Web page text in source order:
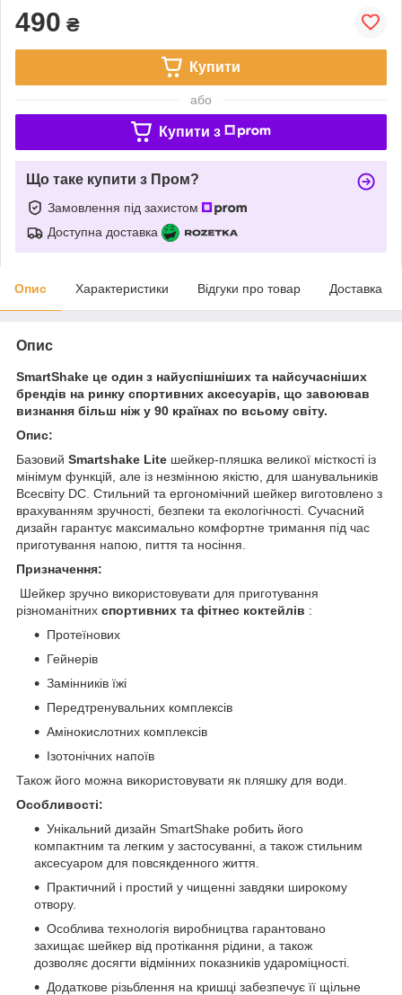
490 ₴
Купити
або
Купити з
Що таке купити з Пром?
Замовлення під захистом
Доступна доставка
Опис Характеристики Відгуки про товар Доставка
Опис
SmartShake це один з найуспішніших та найсучасніших
брендів на ринку спортивних аксесуарів, що завоював
визнання більш ніж у 90 країнах по всьому світу.
Опис:
Базовий Smartshake Lite шейкер-пляшка великої місткості із
мінімум функцій, але із незмінною якістю, для шанувальників
Всесвіту DC. Стильний та ергономічний шейкер виготовлено з
врахуванням зручності, безпеки та екологічності. Сучасний
дизайн гарантує максимально комфортне тримання під час
приготування напою, пиття та носіння.
Призначення:
Шейкер зручно використовувати для приготування
різноманітних спортивних та фітнес коктейлів :
Протеїнових
Гейнерів
Замінників їжі
Передтренувальних комплексів
Амінокислотних комплексів
Ізотонічних напоїв
Також його можна використовувати як пляшку для води.
Особливості:
Унікальний дизайн SmartShake робить його
компактним та легким у застосуванні, а також стильним
аксесуаром для повсякденного життя.
Практичний і простий у чищенні завдяки широкому
отвору.
Особлива технологія виробництва гарантовано
захищає шейкер від протікання рідини, а також
дозволяє досягти відмінних показників удароміцності.
Додаткове різьблення на кришці забезпечує її щільне